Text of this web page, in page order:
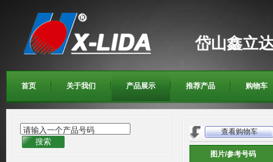
岱山鑫立
首页 关于我们 产品展示 推荐产品 购物车
查看购物车
图片/参考号码
请输入一个产品号码